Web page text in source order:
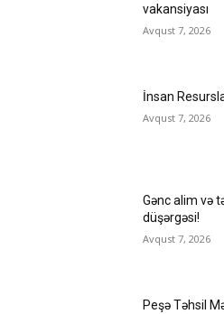
vakansiyası
Avqust 7, 2026
İnsan
Avqust 7, 2026
Gənc alim və
düşərgəsi!
Avqust 7, 2026
Peşə Təhsil